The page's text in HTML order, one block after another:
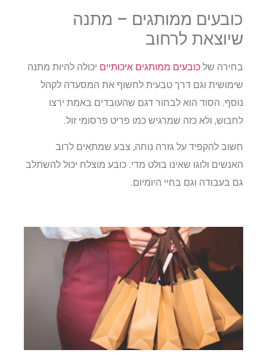
כובעים ממותגים – מתנה
שיוצאת לרחוב
בחירה שלכובעים ממותגים איכותייםיכולה להיות מתנה
שימושית וגם דרך טבעית לחשוף את המסעדה לקהל
נוסף. הסוד הוא לבחור דגם שהעובדים באמת ירצו
לחבוש, ולא כזה שמרגיש כמו פריט פרסומי זול.
חשוב להקפיד על גזרה נוחה, צבע שמתאים לרוב
האנשים ולוגו שאינו בולט מדי. כובע מוצלח יכול להשתלב
גם בעבודה וגם בחיי היומיום.